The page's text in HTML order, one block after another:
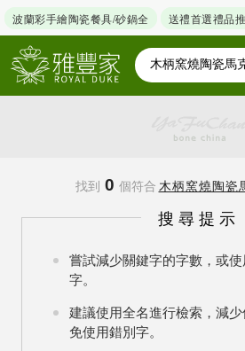
波蘭彩手繪陶瓷餐具/砂鍋全 送禮首選禮品
找到 0 個符合 木柄窯燒陶瓷
搜尋提示
嘗試減少關鍵字的字數，或
字。
建議使用全名進行檢索，減
免使用錯別字。